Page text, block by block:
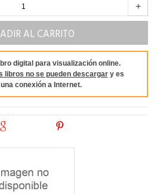
+
AL CARRITO
digital para visualización online.
libros no se pueden descargary es
conexión a Internet.